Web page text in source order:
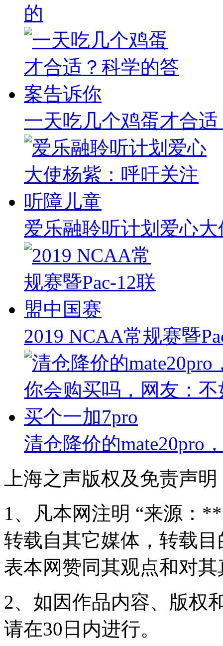
的
一天吃几个鸡蛋才合
爱乐融聆听计划爱心
2019 NCAA常规赛暨
清仓降价的mate20pro
上海之声版权及免责声明
1、凡本网注明 “来源：
转载自其它媒体，转载
表本网赞同其观点和对
2、如因作品内容、版权
请在30日内进行。